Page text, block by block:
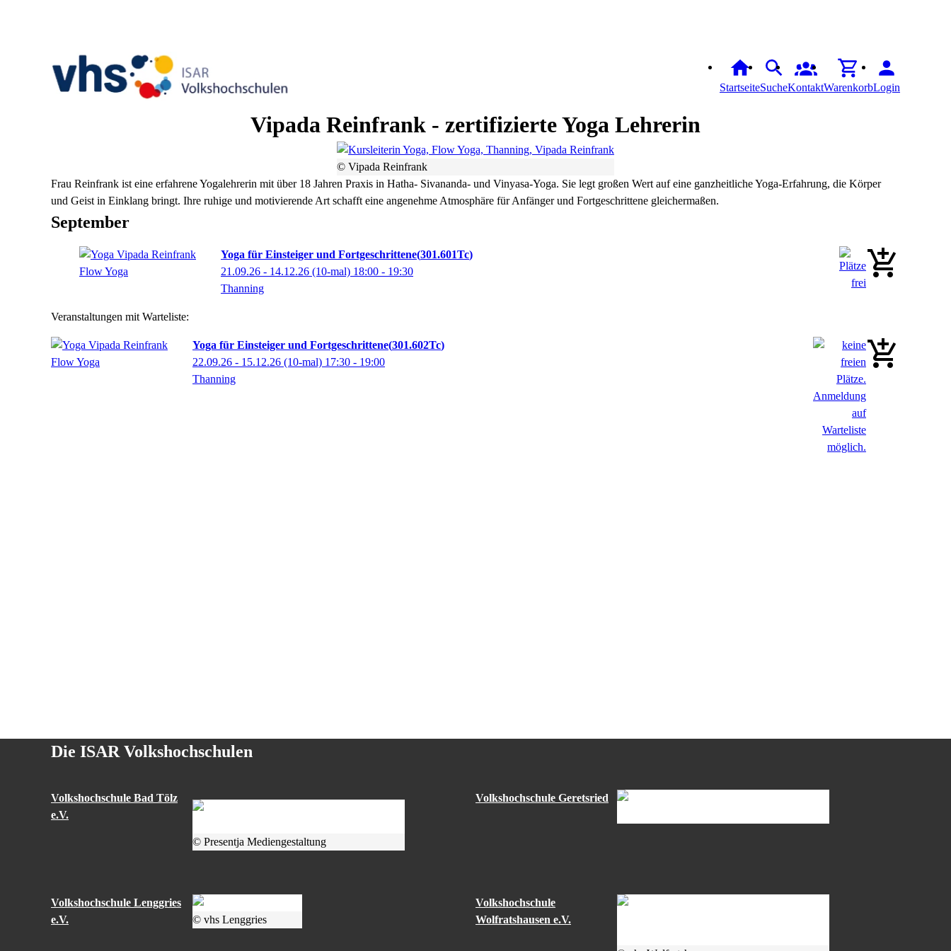
StartseiteSucheKontaktWarenkorbLogin
Vipada Reinfrank - zertifizierte Yoga Lehrerin
© Vipada Reinfrank
Frau Reinfrank ist eine erfahrene Yogalehrerin mit über 18 Jahren Praxis in Hatha- Sivananda- und Vinyasa-Yoga. Sie legt großen Wert auf eine ganzheitliche Yoga-Erfahrung, die Körper
und Geist in Einklang bringt. Ihre ruhige und motivierende Art schafft eine angenehme Atmosphäre für Anfänger und Fortgeschrittene gleichermaßen.
September
Yoga für Einsteiger und Fortgeschrittene 301.601Tc
21.09.26 - 14.12.26 (10-mal) 18:00 - 19:30
Thanning
Veranstaltungen mit Warteliste:
Yoga für Einsteiger und Fortgeschrittene 301.602Tc
22.09.26 - 15.12.26 (10-mal) 17:30 - 19:00
Thanning
Die ISAR Volkshochschulen
Volkshochschule Bad Tölz
e.V.
© Presentja Mediengestaltung
Volkshochschule Geretsried
Volkshochschule Lenggries
e.V.
© vhs Lenggries
Volkshochschule
Wolfratshausen e.V.